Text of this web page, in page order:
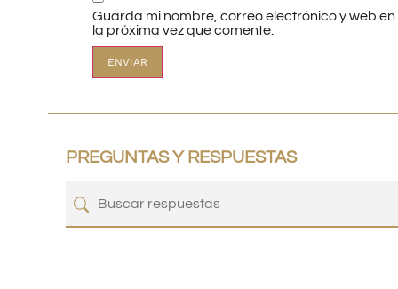
Guarda mi nombre, correo electrónico y web
la próxima vez que comente.
PREGUNTAS Y RESPUESTAS